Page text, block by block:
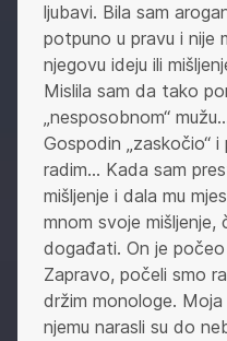
ljubavi. Bila sam
potpuno u pravu i nije
njegovu ideju ili
Mislila sam da tako
„nesposobnom“
Gospodin „zaskočio“
radim… Kada sam
mišljenje i dala mu
mnom svoje mišljenje,
događati. On je
Zapravo, počeli smo
držim monologe.
njemu narasli su do